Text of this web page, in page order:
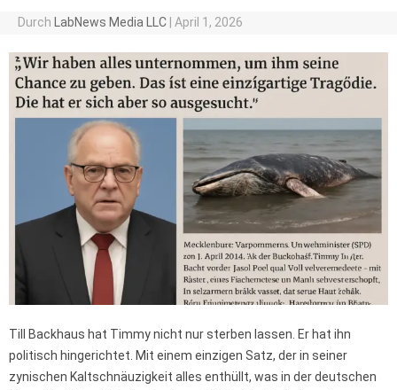
Durch LabNews Media LLC April 1, 2026
Till Backhaus hat Timmy nicht nur sterben lassen. Er hat ihn
politisch hingerichtet. Mit einem einzigen Satz, der in seiner
zynischen Kaltschnäuzigkeit alles enthüllt, was in der deutschen